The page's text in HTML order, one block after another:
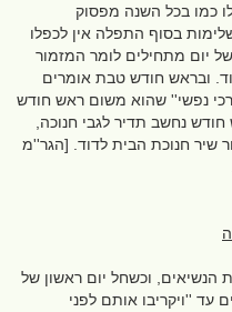
כמו בכל השנה מפסוק
בסוף התפלה אין לכפלו
יום מתחילים לומר המזמור
ובראש חודש טבת אומרים
נפשי'' שהוא משום ראש חודש
נחשב תדיר לגבי חנוכה,
שיר חנוכת הבית לדוד. [הגר''מ
הנשיאים, וכשחל יום ראשון של
עד ''ויקריבו אותם לפני